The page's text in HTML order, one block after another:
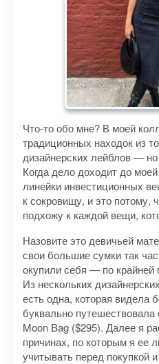
Что-то обо мне? В моей
традиционных находок из
дизайнерских лейблов — но
Когда дело доходит до
линейки инвестиционных
к сокровищу, и это потому,
подхожу к каждой вещи,
Назовите это девичьей
свои большие сумки так
окупили себя — по крайней
Из нескольких
есть одна, которая видела
буквально
Moon Bag ($295). Далее я
причинах, по которым я ее
учитывать перед покупкой